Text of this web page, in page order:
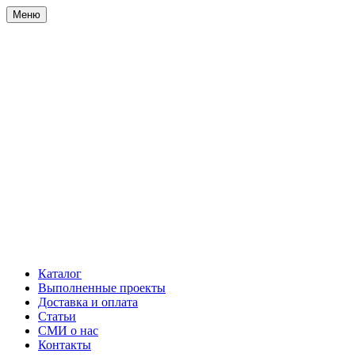
Меню
Каталог
Выполненные проекты
Доставка и оплата
Статьи
СМИ о нас
Контакты